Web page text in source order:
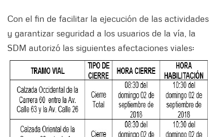
Con el fin de facilitar la ejecución de las actividades
y garantizar seguridad a los usuarios de la vía, la
SDM autorizó las siguientes afectaciones viales: